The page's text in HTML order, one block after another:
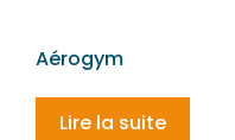
Aérogym
Lire la suite